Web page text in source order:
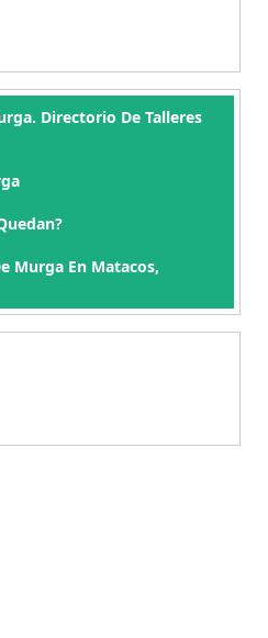
Directorio De Talleres
Murga En Matacos,